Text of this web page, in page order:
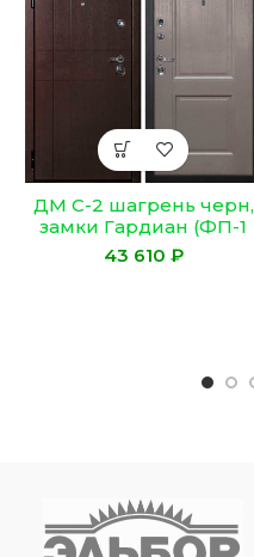
ДМ С-2 шагрень черн,
замки Гардиан (ФП-1
орех премиум/ PSU-28
nanotex каменное
₽